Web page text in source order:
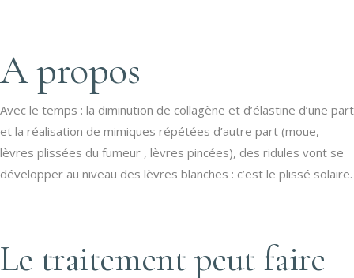
A propos
Avec le temps : la diminution de collagène et d’élastine d’une part
et la réalisation de mimiques répétées d’autre part (moue,
lèvres plissées du fumeur , lèvres pincées), des ridules vont se
développer au niveau des lèvres blanches : c’est le plissé solaire.
Le traitement peut faire